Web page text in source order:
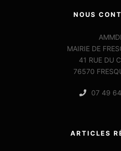
NOUS
MAIRIE DE
41 RUE DU
76570
07 49
ARTICLES